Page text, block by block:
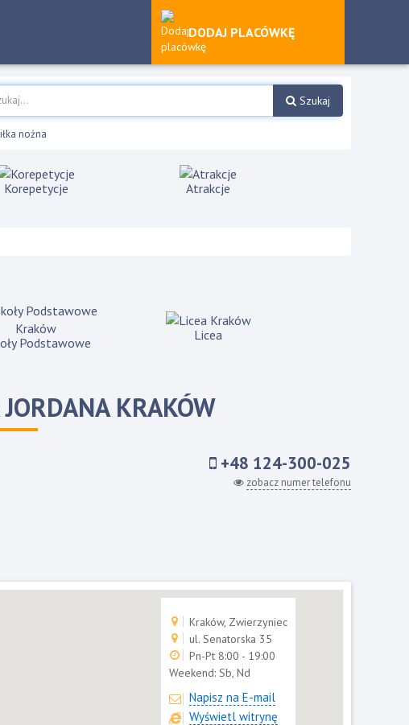
DODAJ PLACÓWKĘ
Szukaj
nożna
Korepetycje Atrakcje
Podstawowe Licea
KRAKÓW
+48 124-300-025
zobacz numer telefonu
Kraków, Zwierzyniec
ul. Senatorska 35
Pn-Pt 8:00 - 19:00
Weekend:Sb, Nd
Napisz na E-mail
Wyświetl witrynę